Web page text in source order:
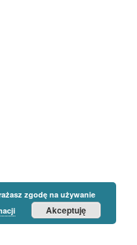
zgodę na używanie
Akceptuję